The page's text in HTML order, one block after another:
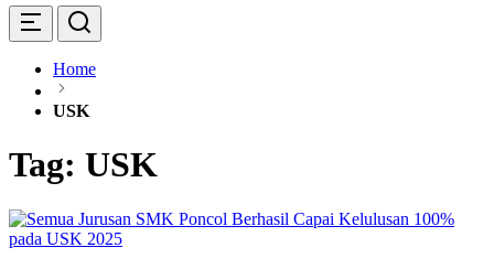
Home
USK
Tag: USK